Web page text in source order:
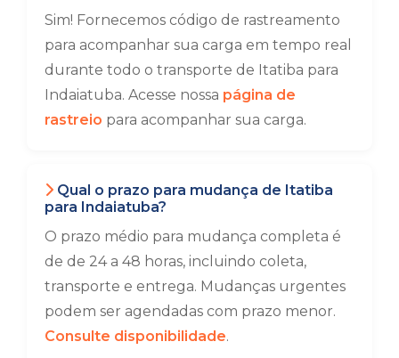
Sim! Fornecemos código de rastreamento
para acompanhar sua carga em tempo real
durante todo o transporte de Itatiba para
Indaiatuba. Acesse nossa página de
rastreio para acompanhar sua carga.
Qual o prazo para mudança de Itatiba
para Indaiatuba?
O prazo médio para mudança completa é
de de 24 a 48 horas, incluindo coleta,
transporte e entrega. Mudanças urgentes
podem ser agendadas com prazo menor.
Consulte disponibilidade.